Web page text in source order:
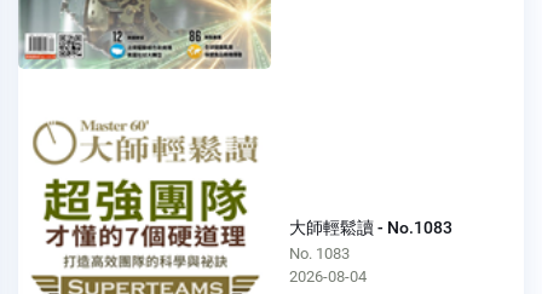
大師輕鬆讀 - No.1083
No. 1083
2026-08-04